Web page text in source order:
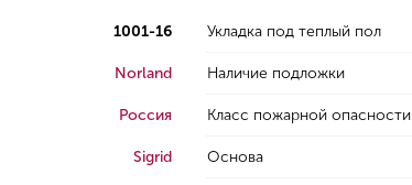
1001-16
Norland
Россия
Sigrid
Укладка под теплый пол
Наличие подложки
Класс пожарной опасности
Основа